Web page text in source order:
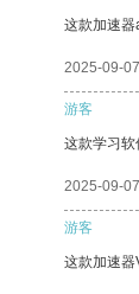
这款加速器
2025-09-07
游客
这款学习软
2025-09-07
游客
这款加速器